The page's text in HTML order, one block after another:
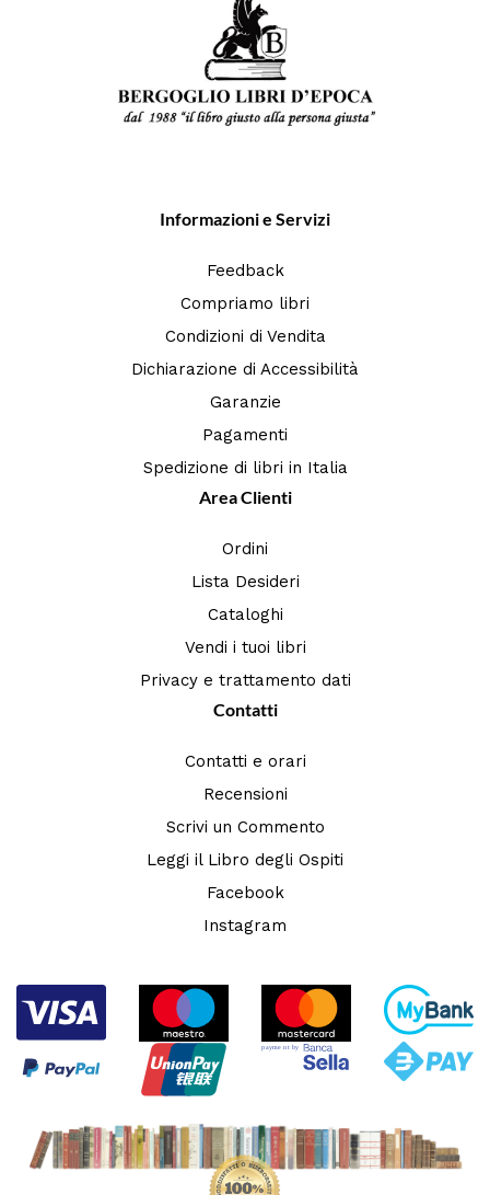
Informazioni e Servizi
Feedback
Compriamo libri
Condizioni di Vendita
Dichiarazione di Accessibilità
Garanzie
Pagamenti
Spedizione di libri in Italia
Area Clienti
Ordini
Lista Desideri
Cataloghi
Vendi i tuoi libri
Privacy e trattamento dati
Contatti
Contatti e orari
Recensioni
Scrivi un Commento
Leggi il Libro degli Ospiti
Facebook
Instagram